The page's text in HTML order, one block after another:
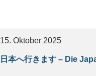
15. Oktober 2025
日本へ行きます – Die